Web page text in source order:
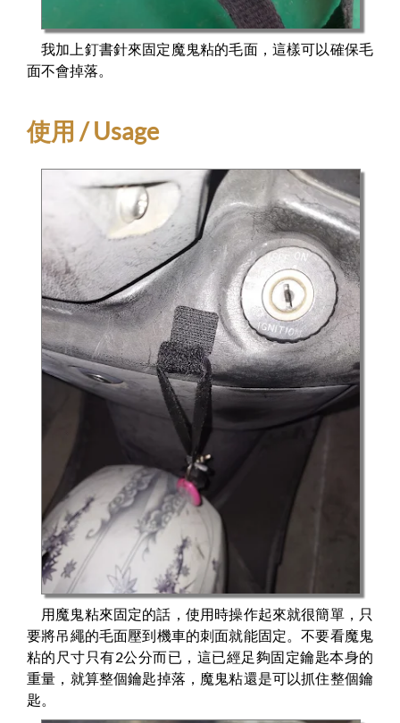
我加上釘書針來固定魔鬼粘的毛面，這樣可以確保毛
面不會掉落。
使用 / Usage
用魔鬼粘來固定的話，使用時操作起來就很簡單，只
要將吊繩的毛面壓到機車的刺面就能固定。不要看魔鬼
粘的尺寸只有2公分而已，這已經足夠固定鑰匙本身的
重量，就算整個鑰匙掉落，魔鬼粘還是可以抓住整個鑰
匙。